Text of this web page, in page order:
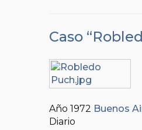
Caso
Año 1972 Buenos
Diario